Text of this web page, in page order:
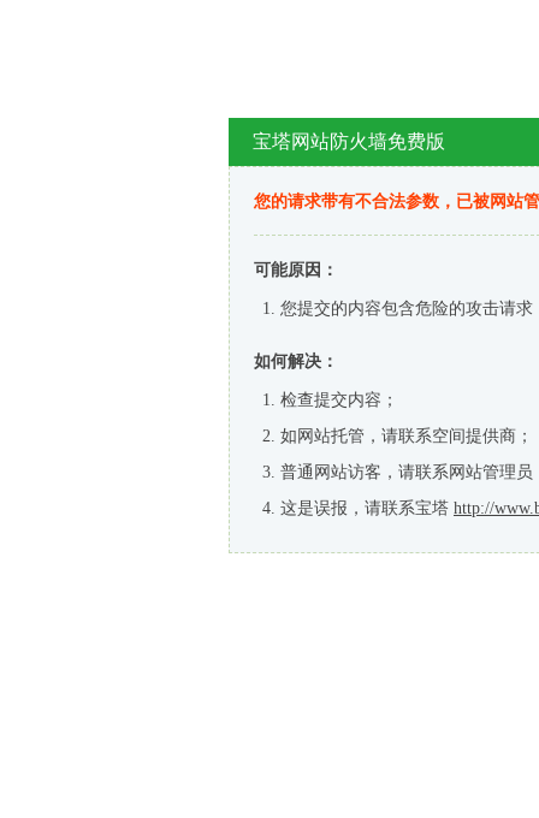
宝塔网站防火墙免费版
您的请求带有不合法参数，已被网站
可能原因：
您提交的内容包含危险的攻击请求
如何解决：
检查提交内容；
如网站托管，请联系空间提供商；
普通网站访客，请联系网站管理员
这是误报，请联系宝塔 http://